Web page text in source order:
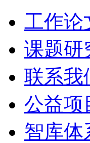
工作论
课题研
联系我
公益项
智库体